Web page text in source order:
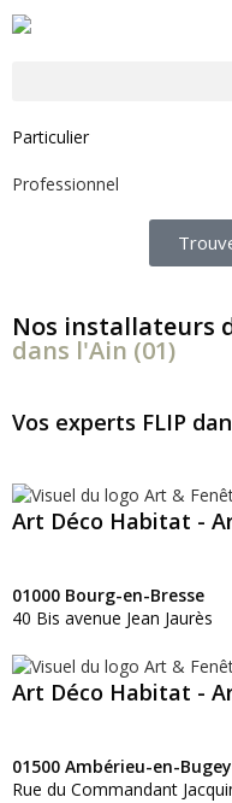
Particulier
Professionnel
Nos installateurs
dans l'Ain (01)
Vos experts FLIP
Art Déco Habitat -
01000 Bourg-en-Bresse
40 Bis avenue Jean Jaurès
Art Déco Habitat -
01500 Ambérieu-en-Bugey
Rue du Commandant